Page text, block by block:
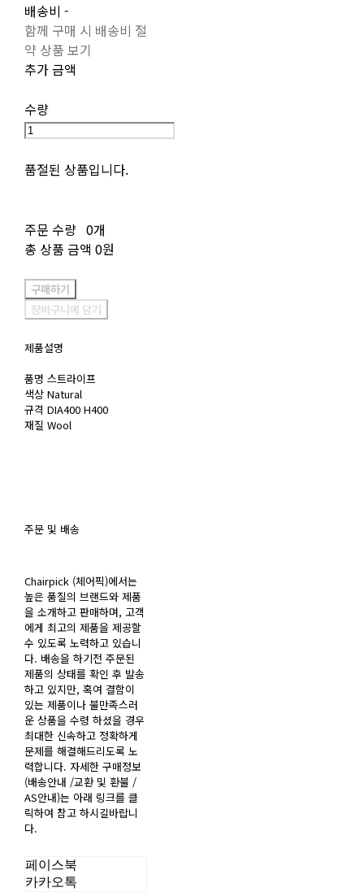
배송비 -
함께 구매 시 배송비 절
약 상품 보기
추가 금액
수량
품절된 상품입니다.
주문 수량 0개
총 상품 금액 0원
구매하기
장바구니에 담기
제품설명
품명 스트라이프
색상 Natural
규격 DIA400 H400
재질 Wool
주문 및 배송
Chairpick (체어픽)에서는
높은 품질의 브랜드와 제품
을 소개하고 판매하며, 고객
에게 최고의 제품을 제공할
수 있도록 노력하고 있습니
다. 배송을 하기전 주문된
제품의 상태를 확인 후 발송
하고 있지만, 혹여 결함이
있는 제품이나 불만족스러
운 상품을 수령 하셨을 경우
최대한 신속하고 정확하게
문제를 해결해드리도록 노
력합니다. 자세한 구매정보
(배송안내 /교환 및 환불 /
AS안내)는 아래 링크를 클
릭하여 참고 하시길바랍니
다.
페이스북
카카오톡